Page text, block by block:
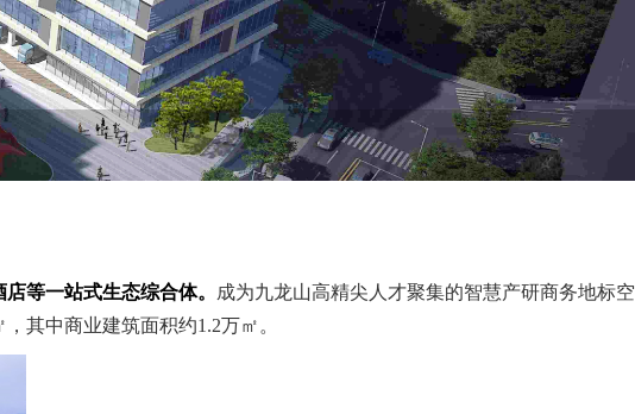
等一站式生态综合体。
成为九龙山高精尖人才聚集的智慧产研商务地标空
其中商业建筑面积约1.2万㎡。